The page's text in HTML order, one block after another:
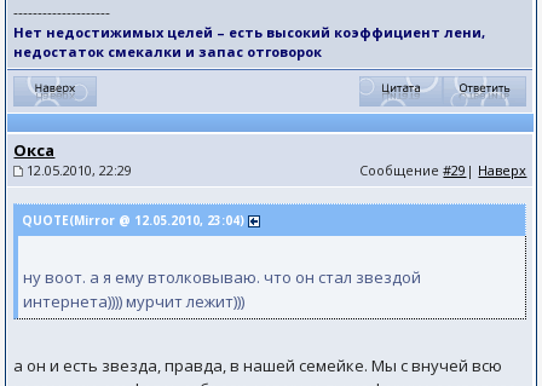
--------------------
Нет недостижимых целей – есть высокий коэффициент лени,
недостаток смекалки и запас отговорок
Окса
12.05.2010, 22:29 Сообщение#29 | Наверх
QUOTE(Mirror @ 12.05.2010, 23:04)
ну воот. а я ему втолковываю. что он стал звездой
интернета)))) мурчит лежит)))
а он и есть звезда, правда, в нашей семейке. Мы с внучей всю